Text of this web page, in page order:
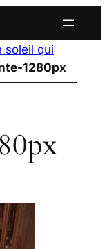
soleil qui
1280px